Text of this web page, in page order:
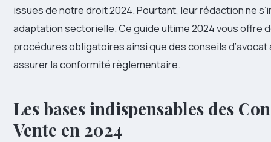
issues de notre droit 2024. Pourtant, leur rédaction ne
adaptation sectorielle. Ce guide ultime 2024 vous offre
procédures obligatoires ainsi que des conseils
assurer la conformité règlementaire.
Les bases indispensables des
Vente en 2024